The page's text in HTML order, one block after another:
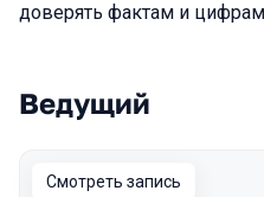
доверять фактам и
Выступления в
Ведущий
Смотреть запись